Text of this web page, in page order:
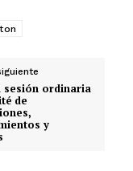
sesión ordinaria
de
y